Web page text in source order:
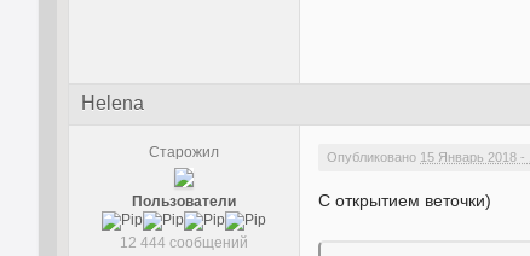
Helena
Старожил
Пользователи
12 444 сообщений
Опубликовано 15 Январь 2018 -
С открытием веточки)